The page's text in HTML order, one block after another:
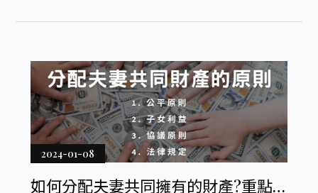
制、分別財產制以及法定財產制。如果雙方未特別
約定，將默認使用法定財產制。
2024-01-08
如何分配夫妻共同擁有的財產?重點